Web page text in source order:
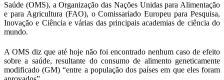
Saúde (OMS), a Organização das Nações Unidas para Alimentação
e para Agricultura (FAO), o Comissariado Europeu para Pesquisa,
Inovação e Ciência e várias das principais academias de ciência do
mundo.
A OMS diz que até hoje não foi encontrado nenhum caso de efeito
sobre a saúde, resultante do consumo de alimento geneticamente
modificado (GM) “entre a população dos países em que eles foram